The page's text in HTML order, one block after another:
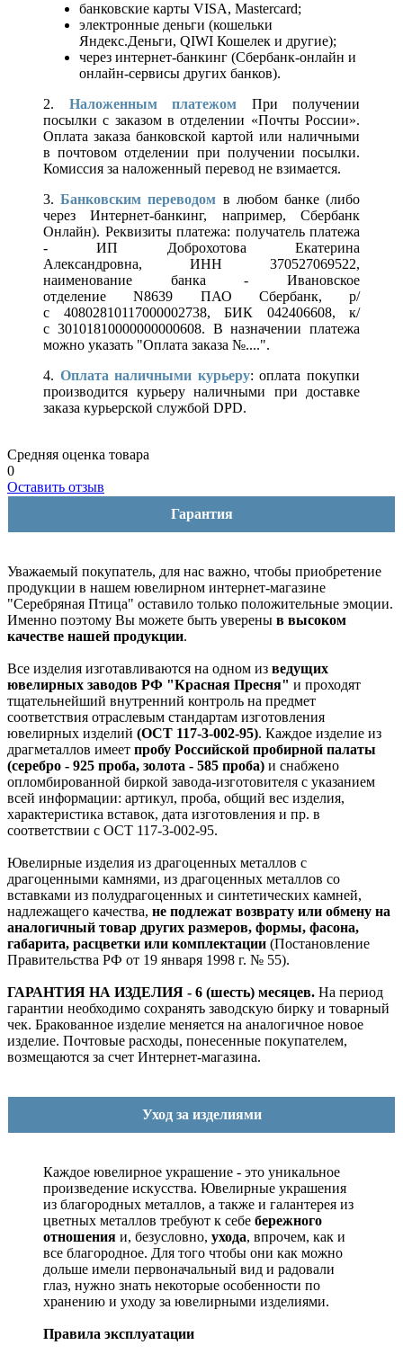
банковские карты VISA, Mastercard;
электронные деньги (кошельки
Яндекс.Деньги, QIWI Кошелек и другие);
через интернет-банкинг (Сбербанк-онлайн и
онлайн-сервисы других банков).
2. Наложенным платежом При получении
посылки с заказом в отделении «Почты России».
Оплата заказа банковской картой или наличными
в почтовом отделении при получении посылки.
Комиссия за наложенный перевод не взимается.
3.Банковским переводом в любом банке (либо
через Интернет-банкинг, например, Сбербанк
Онлайн). Реквизиты платежа: получатель платежа
- ИП Доброхотова Екатерина
Александровна, ИНН 370527069522,
наименование банка - Ивановское
отделение N8639 ПАО Сбербанк, р/
с 40802810117000002738, БИК 042406608, к/
с 30101810000000000608. В назначении платежа
можно указать "Оплата заказа №....".
4. Оплата наличными курьеру: оплата покупки
производится курьеру наличными при доставке
заказа курьерской службой DPD.
Средняя оценка товара
0
Оставить отзыв
Гарантия
Уважаемый покупатель, для нас важно, чтобы приобретение
продукции в нашем ювелирном интернет-магазине
"Серебряная Птица" оставило только положительные эмоции.
Именно поэтому Вы можете быть уверены в высоком
качестве нашей продукции.
Все изделия изготавливаются на одном из ведущих
ювелирных заводов РФ "Красная Пресня" и проходят
тщательнейший внутренний контроль на предмет
соответствия отраслевым стандартам изготовления
ювелирных изделий (ОСТ 117-3-002-95). Каждое изделие из
драгметаллов имеет пробу Российской пробирной палаты
(серебро - 925 проба, золота - 585 проба) и снабжено
опломбированной биркой завода-изготовителя с указанием
всей информации: артикул, проба, общий вес изделия,
характеристика вставок, дата изготовления и пр. в
соответствии с ОСТ 117-3-002-95.
Ювелирные изделия из драгоценных металлов с
драгоценными камнями, из драгоценных металлов со
вставками из полудрагоценных и синтетических камней,
надлежащего качества, не подлежат возврату или обмену на
аналогичный товар других размеров, формы, фасона,
габарита, расцветки или комплектации (Постановление
Правительства РФ от 19 января 1998 г. № 55).
ГАРАНТИЯ НА ИЗДЕЛИЯ - 6 (шесть) месяцев. На период
гарантии необходимо сохранять заводскую бирку и товарный
чек. Бракованное изделие меняется на аналогичное новое
изделие. Почтовые расходы, понесенные покупателем,
возмещаются за счет Интернет-магазина.
Уход за изделиями
Каждое ювелирное украшение - это уникальное
произведение искусства. Ювелирные украшения
из благородных металлов, а также и галантерея из
цветных металлов требуют к себе бережного
отношения и, безусловно, ухода, впрочем, как и
все благородное. Для того чтобы они как можно
дольше имели первоначальный вид и радовали
глаз, нужно знать некоторые особенности по
хранению и уходу за ювелирными изделиями.
Правила эксплуатации